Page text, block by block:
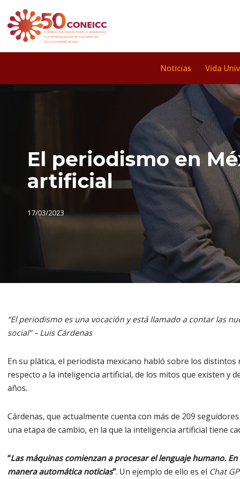
Saltar
contenido
Noticias Vida
El periodismo en
artificial
17/03/2023
“El periodismo es una vocación y está llamado a contar las
social” – Luis Cárdenas
En su plática, el periodista mexicano habló sobre los
respecto a la inteligencia artificial, de los mitos que existen y
años.
Cárdenas, que actualmente cuenta con más de 209
una etapa de cambio, en la que la inteligencia artificial tiene
“Las máquinas comienzan a procesar el lenguaje humano.
manera automática noticias”. Un ejemplo de ello es el Chat